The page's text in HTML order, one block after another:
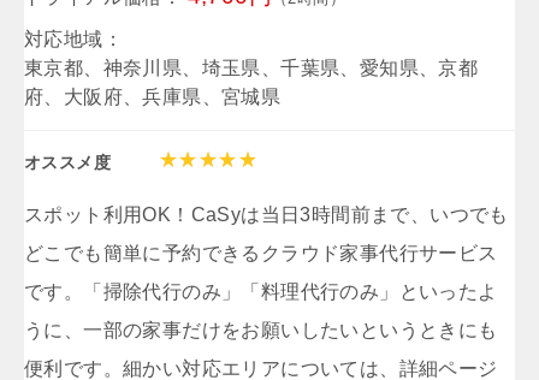
対応地域：
東京都、神奈川県、埼玉県、千葉県、愛知県、京都
府、大阪府、兵庫県、宮城県
オススメ度
スポット利用OK！CaSyは当日3時間前まで、いつでも
どこでも簡単に予約できるクラウド家事代行サービス
です。「掃除代行のみ」「料理代行のみ」といったよ
うに、一部の家事だけをお願いしたいというときにも
便利です。細かい対応エリアについては、詳細ページ